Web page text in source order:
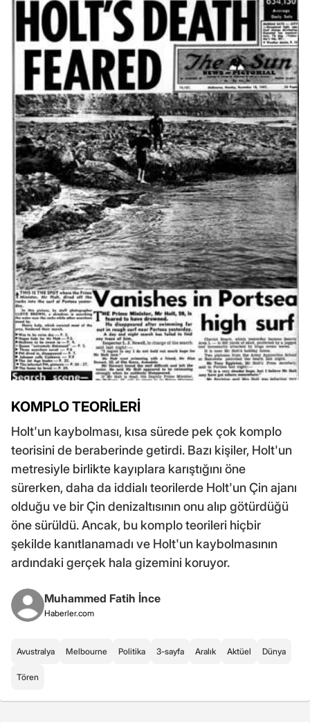
KOMPLO TEORİLERİ
Holt'un kaybolması, kısa sürede pek çok komplo
teorisini de beraberinde getirdi. Bazı kişiler, Holt'un
metresiyle birlikte kayıplara karıştığını öne
sürerken, daha da iddialı teorilerde Holt'un Çin ajanı
olduğu ve bir Çin denizaltısının onu alıp götürdüğü
öne sürüldü. Ancak, bu komplo teorileri hiçbir
şekilde kanıtlanamadı ve Holt'un kaybolmasının
ardındaki gerçek hala gizemini koruyor.
Muhammed Fatih İnce
Haberler.com
Avustralya Melbourne Politika 3-sayfa Aralık Aktüel Dünya
Tören